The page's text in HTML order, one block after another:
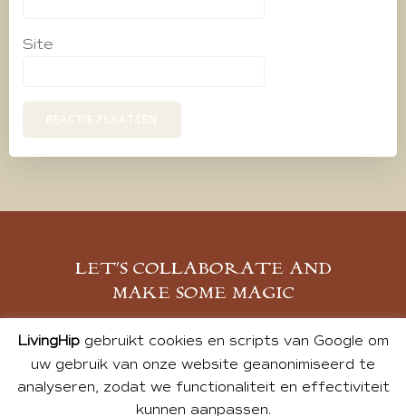
Site
LET’S COLLABORATE AND
MAKE SOME MAGIC
MELD JE AAN
LivingHipgebruikt cookies en scripts van Google om
uw gebruik van onze website geanonimiseerd te
analyseren, zodat we functionaliteit en effectiviteit
kunnen aanpassen.